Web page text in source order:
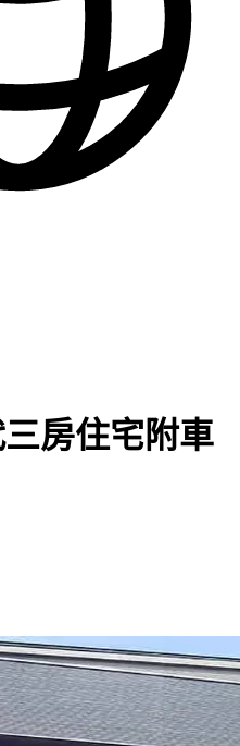
房住宅附車